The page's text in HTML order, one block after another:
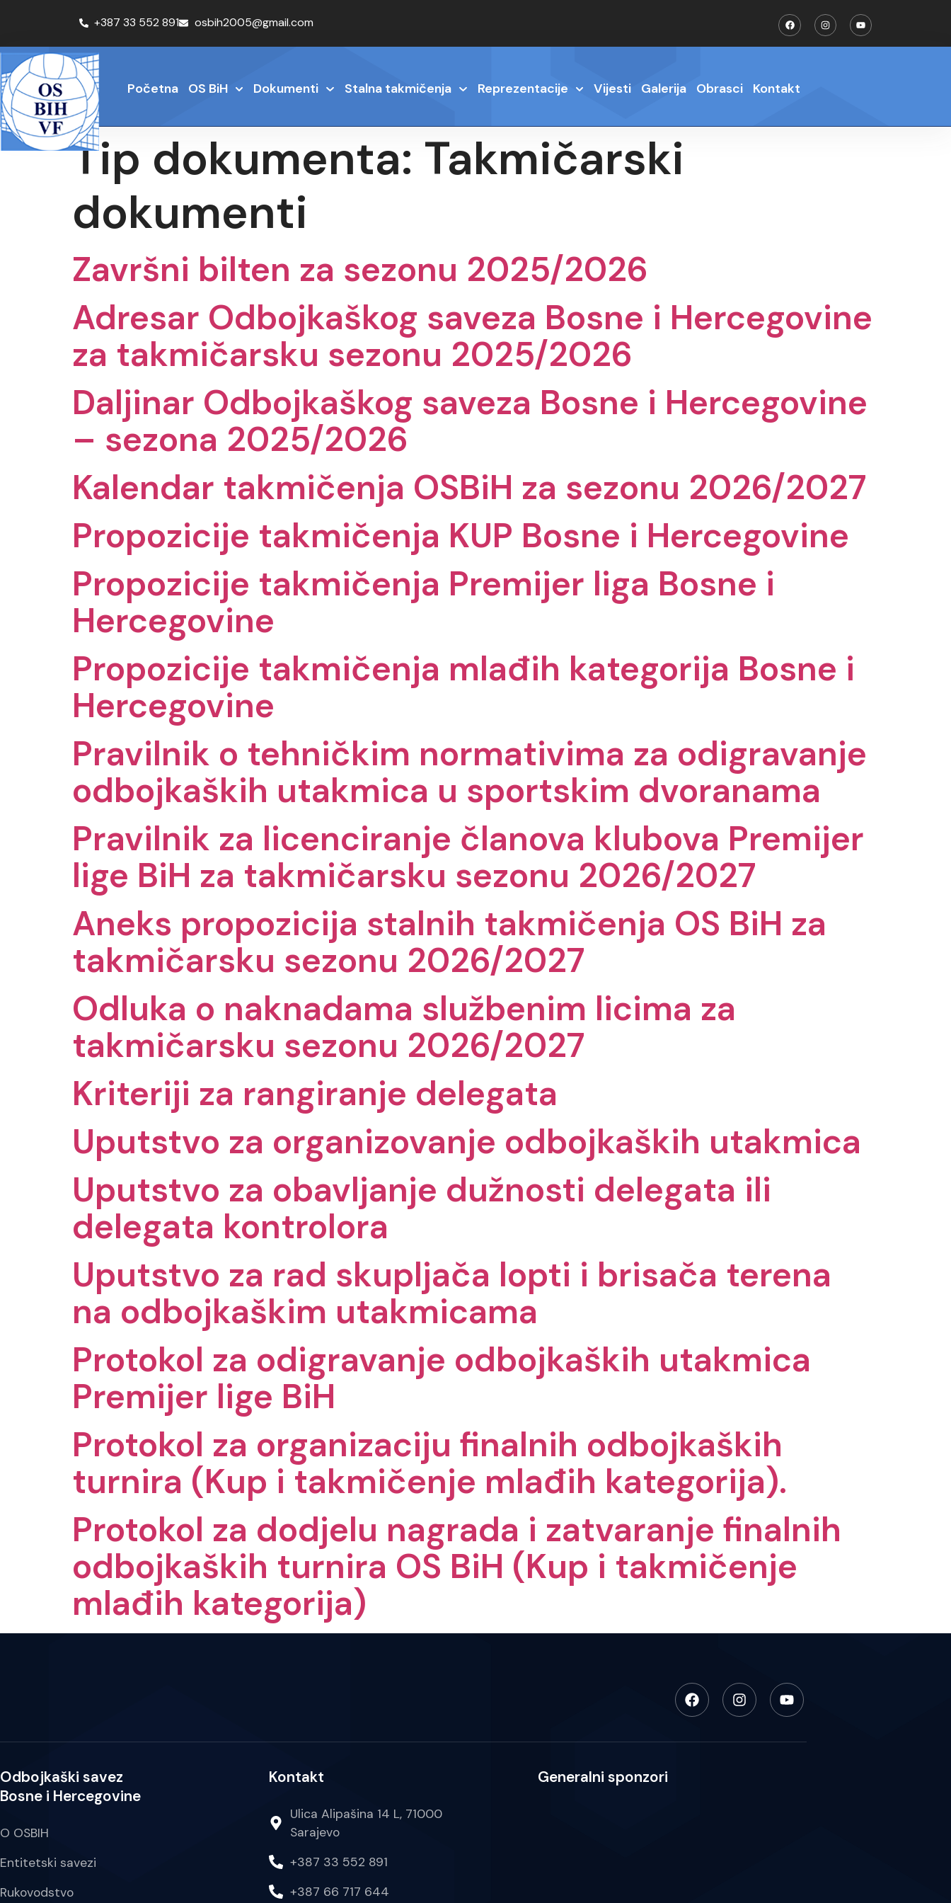
+387 33 552 891 osbih2005@gmail.com
Početna OS BiH Dokumenti Stalna takmičenja Reprezentacije Vijesti Galerija Obrasci Kontakt
Tip dokumenta: Takmičarski
dokumenti
Završni bilten za sezonu 2025/2026
Adresar Odbojkaškog saveza Bosne i Hercegovine
za takmičarsku sezonu 2025/2026
Daljinar Odbojkaškog saveza Bosne i Hercegovine
– sezona 2025/2026
Kalendar takmičenja OSBiH za sezonu 2026/2027
Propozicije takmičenja KUP Bosne i Hercegovine
Propozicije takmičenja Premijer liga Bosne i
Hercegovine
Propozicije takmičenja mlađih kategorija Bosne i
Hercegovine
Pravilnik o tehničkim normativima za odigravanje
odbojkaških utakmica u sportskim dvoranama
Pravilnik za licenciranje članova klubova Premijer
lige BiH za takmičarsku sezonu 2026/2027
Aneks propozicija stalnih takmičenja OS BiH za
takmičarsku sezonu 2026/2027
Odluka o naknadama službenim licima za
takmičarsku sezonu 2026/2027
Kriteriji za rangiranje delegata
Uputstvo za organizovanje odbojkaških utakmica
Uputstvo za obavljanje dužnosti delegata ili
delegata kontrolora
Uputstvo za rad skupljača lopti i brisača terena
na odbojkaškim utakmicama
Protokol za odigravanje odbojkaških utakmica
Premijer lige BiH
Protokol za organizaciju finalnih odbojkaških
turnira (Kup i takmičenje mlađih kategorija).
Protokol za dodjelu nagrada i zatvaranje finalnih
odbojkaških turnira OS BiH (Kup i takmičenje
mlađih kategorija)
Odbojkaški savez
Bosne i Hercegovine
O OSBIH
Entitetski savezi
Rukovodstvo
Kontakt
Ulica Alipašina 14 L, 71000
Sarajevo
+387 33 552 891
+387 66 717 644
Generalni sponzori